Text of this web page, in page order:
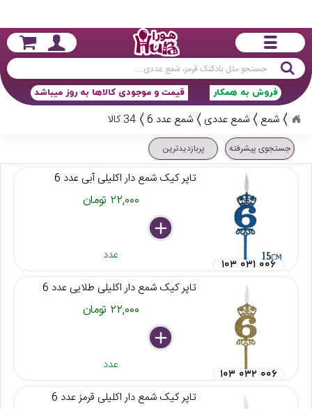
جستجو
قیمت و موجودی کالاها به روز میباشد فروش به همکار
شمع شمع عددی شمع عدد 6 34 کالا
جستجوی پیشرفته پربازدیدترین
تاپر کیک شمع دار اکلیلی آبی عدد 6
۲۲,۰۰۰ تومان
delete
remove
add
عدد
۱۰۳ ۰۳۱ ۰۰۶
تاپر کیک شمع دار اکلیلی طلایی عدد 6
۲۲,۰۰۰ تومان
delete
remove
add
عدد
۱۰۳ ۰۳۲ ۰۰۶
تاپر کیک شمع دار اکلیلی قرمز عدد 6